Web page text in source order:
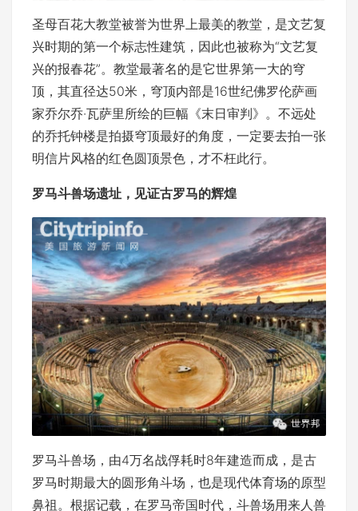
圣母百花大教堂被誉为世界上最美的教堂，是文艺复
兴时期的第一个标志性建筑，因此也被称为“文艺复
兴的报春花”。教堂最著名的是它世界第一大的穹
顶，其直径达50米，穹顶内部是16世纪佛罗伦萨画
家乔尔乔·瓦萨里所绘的巨幅《末日审判》。不远处
的乔托钟楼是拍摄穹顶最好的角度，一定要去拍一张
明信片风格的红色圆顶景色，才不枉此行。
罗马斗兽场遗址，见证古罗马的辉煌
罗马斗兽场，由4万名战俘耗时8年建造而成，是古
罗马时期最大的圆形角斗场，也是现代体育场的原型
鼻祖。根据记载，在罗马帝国时代，斗兽场用来人兽